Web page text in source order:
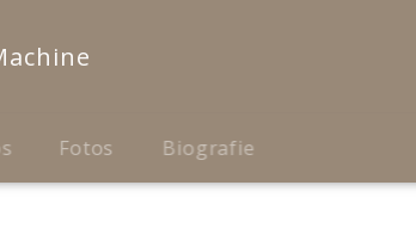
Fotos Biografie